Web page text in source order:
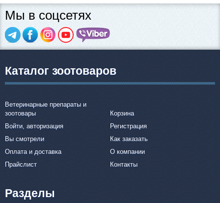
Мы в соцсетях
Каталог зоотоваров
Ветеринарные препараты и
зоотовары
Корзина
Войти, авторизация
Регистрация
Вы смотрели
Как заказать
Оплата и доставка
О компании
Прайслист
Контакты
Разделы